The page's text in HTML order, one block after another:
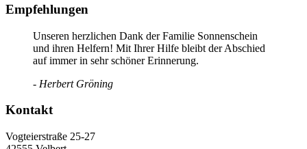
Empfehlungen
Unseren herzlichen Dank der Familie Sonnenschein
und ihren Helfern! Mit Ihrer Hilfe bleibt der Abschied
auf immer in sehr schöner Erinnerung.
- Herbert Gröning
Kontakt
Vogteierstraße 25-27